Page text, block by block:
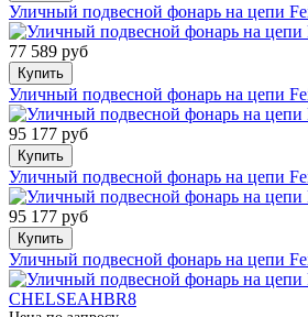
Уличный подвесной фонарь на цепи
77 589 руб
Купить
Уличный подвесной фонарь на цепи
95 177 руб
Купить
Уличный подвесной фонарь на цепи
95 177 руб
Купить
Уличный подвесной фонарь на цепи